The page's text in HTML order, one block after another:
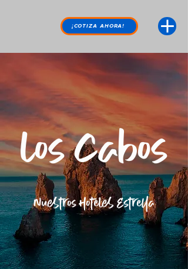
¡COTIZA AHORA!
Los Cabos
Nuestros Hoteles Estrella